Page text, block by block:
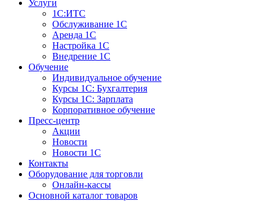
Услуги
1С:ИТС
Обслуживание 1С
Аренда 1С
Настройка 1С
Внедрение 1С
Обучение
Индивидуальное обучение
Курсы 1С: Бухгалтерия
Курсы 1С: Зарплата
Корпоративное обучение
Пресс-центр
Акции
Новости
Новости 1С
Контакты
Оборудование для торговли
Онлайн-кассы
Основной каталог товаров